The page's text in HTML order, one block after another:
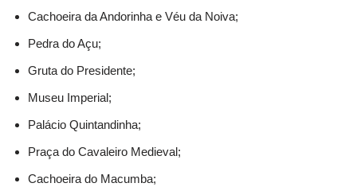
Cachoeira da Andorinha e Véu da Noiva;
Pedra do Açu;
Gruta do Presidente;
Museu Imperial;
Palácio Quintandinha;
Praça do Cavaleiro Medieval;
Cachoeira do Macumba;